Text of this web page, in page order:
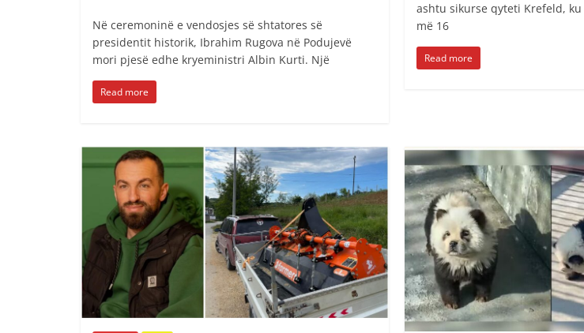
Në ceremoninë e vendosjes së shtatores së
presidentit historik, Ibrahim Rugova në Podujevë
mori pjesë edhe kryeministri Albin Kurti. Një
Read more
ashtu sikurse qyteti Krefeld,
më 16
Read more